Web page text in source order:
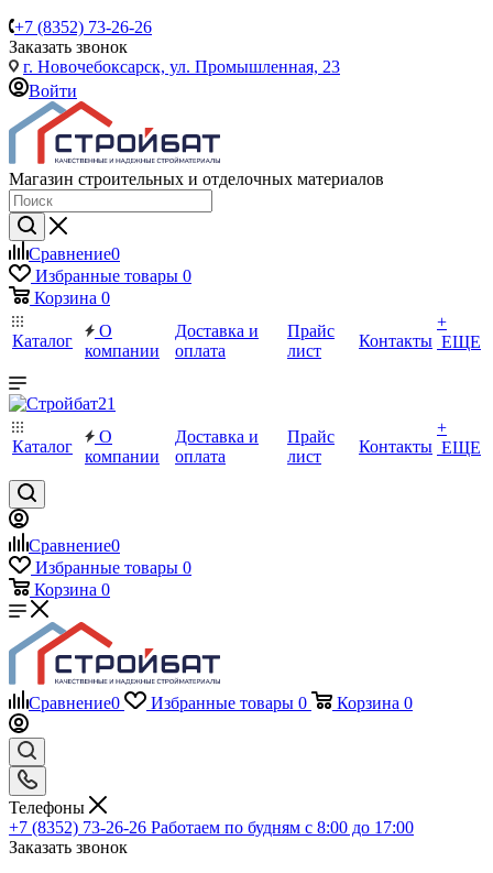
+7 (8352) 73-26-26
Заказать звонок
г. Новочебоксарск, ул. Промышленная, 23
Войти
Магазин строительных и отделочных материалов
Сравнение0
Избранные товары 0
Корзина 0
Каталог
О
компании
Доставка и
оплата
Прайс
лист
Контакты
+
ЕЩЕ
Каталог
О
компании
Доставка и
оплата
Прайс
лист
Контакты
+
ЕЩЕ
Сравнение0
Избранные товары 0
Корзина 0
Сравнение0 Избранные товары 0 Корзина 0
Телефоны
+7 (8352) 73-26-26 Работаем по будням с 8:00 до 17:00
Заказать звонок